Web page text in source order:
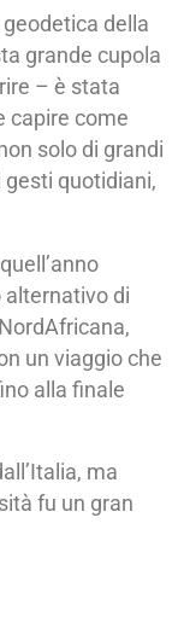
della
grande cupola
– è stata
capire come
solo di grandi
quotidiani,
alternativo di
un viaggio che
alla finale
ma
fu un gran